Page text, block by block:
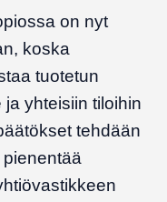
on nyt
koska
tuotetun
yhteisiin tiloihin
tehdään